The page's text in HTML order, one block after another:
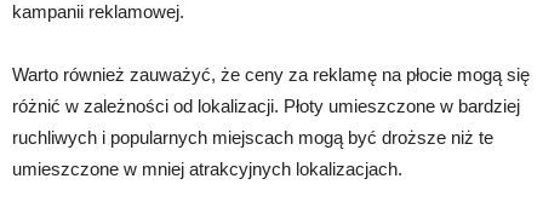
kampanii reklamowej.
Warto również zauważyć, że ceny za reklamę na płocie mogą się
różnić w zależności od lokalizacji. Płoty umieszczone w bardziej
ruchliwych i popularnych miejscach mogą być droższe niż te
umieszczone w mniej atrakcyjnych lokalizacjach.